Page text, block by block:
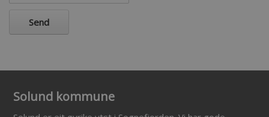
Solund kommune